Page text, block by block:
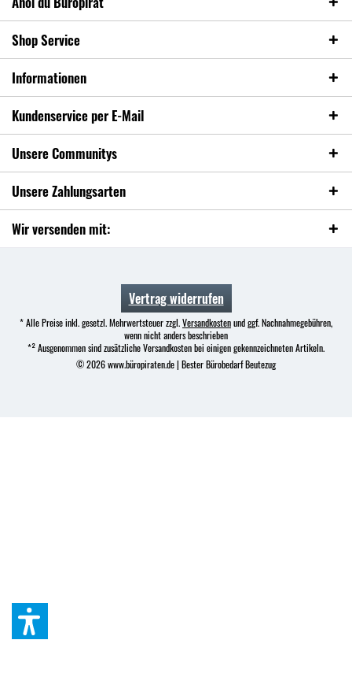
Shop Service
Informationen
Kundenservice per E-Mail
Unsere Communitys
Unsere Zahlungsarten
Wir versenden mit:
Vertrag widerrufen
* Alle Preise inkl. gesetzl. Mehrwertsteuer zzgl.Versandkostenund ggf. Nachnahmegebühren,
wenn nicht anders beschrieben
*² Ausgenommen sind zusätzliche Versandkosten bei einigen gekennzeichneten Artikeln.
© 2026 www.büropiraten.de | Bester Bürobedarf Beutezug